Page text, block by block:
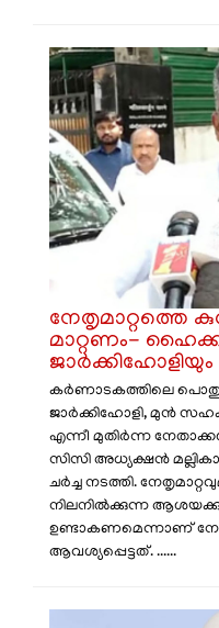
നേതൃമാറ്റത്തെ
മാറ്റണം-
കർണാടകത്തിലെ
ജാർക്കിഹോളി, മുൻ
എന്നീ മുതിർന്ന
സിസി അധ്യക്ഷൻ
ചർച്ച നടത്തി.
നിലനിൽക്കുന്ന
ഉണ്ടാകണമെന്നാണ്
ആവശ്യപ്പെട്ടത്. ......